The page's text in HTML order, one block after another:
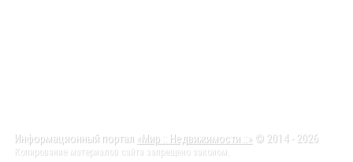
Информационный портал «Мир :: Недвижимости ::» © 2014 - 2026
Копирование материалов сайта запрещено законом.